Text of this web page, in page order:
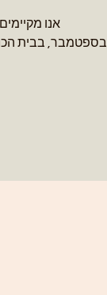
בספטמבר, בבית